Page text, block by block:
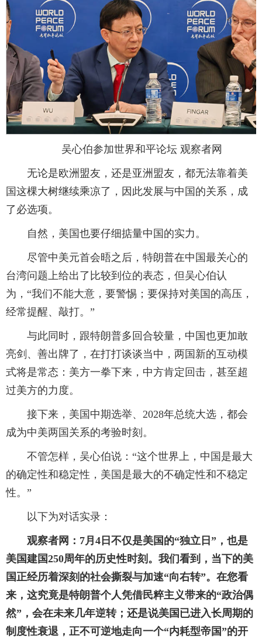
吴心伯参加世界和平论坛 观察者网
无论是欧洲盟友，还是亚洲盟友，都无法靠着美
国这棵大树继续乘凉了，因此发展与中国的关系，成
了必选项。
自然，美国也要仔细掂量中国的实力。
尽管中美元首会晤之后，特朗普在中国最关心的
台湾问题上给出了比较到位的表态，但吴心伯认
为，“我们不能大意，要警惕；要保持对美国的高压，
经常提醒、敲打。”
与此同时，跟特朗普多回合较量，中国也更加敢
亮剑、善出牌了，在打打谈谈当中，两国新的互动模
式将是常态：美方一拳下来，中方肯定回击，甚至超
过美方的力度。
接下来，美国中期选举、2028年总统大选，都会
成为中美两国关系的考验时刻。
不管怎样，吴心伯说：“这个世界上，中国是最大
的确定性和稳定性，美国是最大的不确定性和不稳定
性。”
以下为对话实录：
观察者网：7月4日不仅是美国的“独立日”，也是
美国建国250周年的历史性时刻。我们看到，当下的美
国正经历着深刻的社会撕裂与加速“向右转”。在您看
来，这究竟是特朗普个人凭借民粹主义带来的“政治偶
然”，会在未来几年逆转；还是说美国已进入长周期的
制度性衰退，正不可逆地走向一个“内耗型帝国”的开